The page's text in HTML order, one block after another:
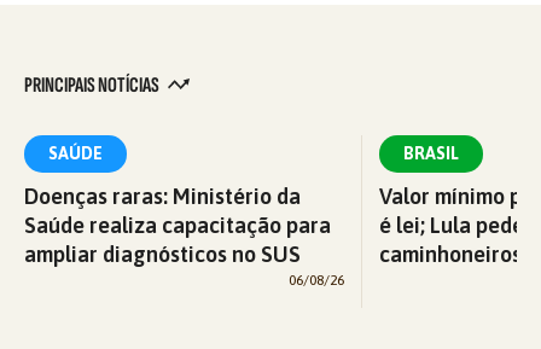
PRINCIPAIS NOTÍCIAS
SAÚDE
Doenças raras: Ministério da
Saúde realiza capacitação para
ampliar diagnósticos no SUS
06/08/26
BRASIL
Valor mínimo
é lei; Lula pede
caminhoneiros